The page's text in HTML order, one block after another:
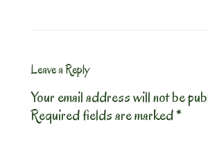
Leave a Reply
Your email address will not be
Required fields are marked*